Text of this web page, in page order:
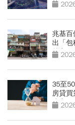
兆基百
出「
越高？
35至
房貸
決定